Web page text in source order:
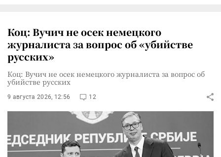
Коц: Вучич не осек немецкого
журналиста за вопрос об «убийстве
русских»
Коц: Вучич не осек немецкого журналиста за вопрос об
убийстве русских
9 августа 2026, 12:56 12